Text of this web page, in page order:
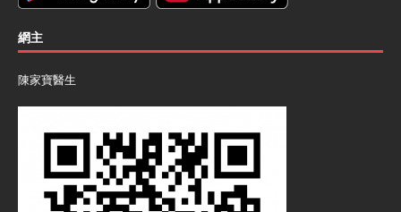
網主
陳家寶醫生